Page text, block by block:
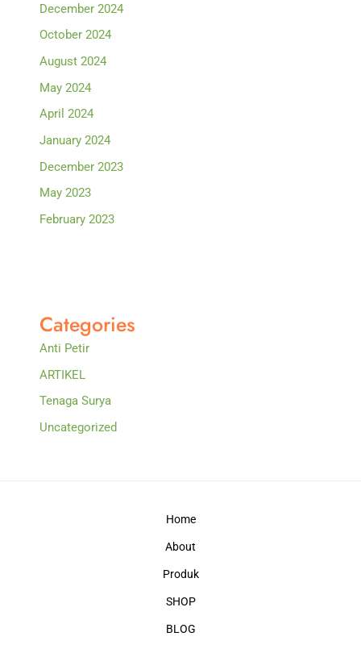
December 2024
October 2024
August 2024
May 2024
April 2024
January 2024
December 2023
May 2023
February 2023
Categories
Anti Petir
ARTIKEL
Tenaga Surya
Uncategorized
Home
About
Produk
SHOP
BLOG